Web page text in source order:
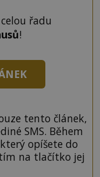
řadu
!
tento článek,
SMS. Během
opíšete do
na tlačítko jej